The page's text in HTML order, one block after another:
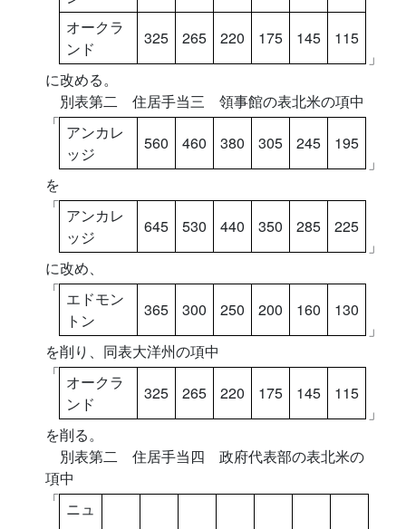
オークラ
ンド
325 265 220 175 145
115
」
に改める。
別表第二 住居手当三 領事館の表北米の項中
「 アンカレ
ッジ
560 460 380 305 245
195
」
を
「 アンカレ
ッジ
645 530 440 350 285
225
」
に改め、
「 エドモン
トン
365 300 250 200 160
130
」
を削り、同表大洋州の項中
「 オークラ
ンド
325 265 220 175 145
115
」
を削る。
別表第二 住居手当四 政府代表部の表北米の
項中
「 ニュ